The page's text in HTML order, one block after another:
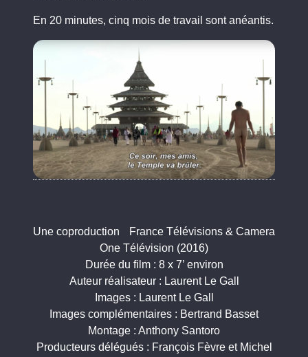
En 20 minutes, cinq mois de travail sont anéantis.
Une coproduction France Télévisions & Camera
One Télévision (2016)
Durée du film : 8 x 7’ environ
Auteur réalisateur : Laurent Le Gall
Images : Laurent Le Gall
Images complémentaires : Bertrand Basset
Montage : Anthony Santoro
Producteurs délégués : François Fèvre et Michel